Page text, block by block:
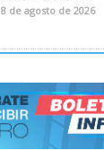
8 de agosto de 2026